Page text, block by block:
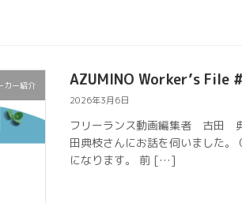
カー紹介 AZUMINO Worker’s File
2026年3月6日
フリーランス動画編集者 古田
田典枝さんにお話を伺いました
になります。 前 […]